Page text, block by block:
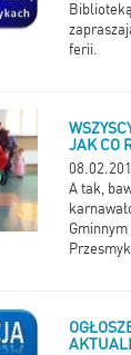
ferii.
JAK CO
A tak,